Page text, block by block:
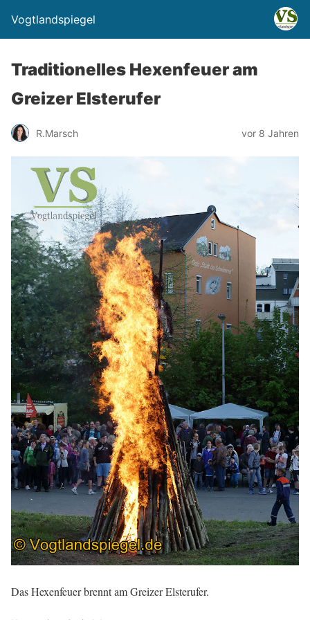
Vogtlandspiegel
Traditionelles Hexenfeuer am
Greizer Elsterufer
R.Marsch vor 8 Jahren
Das Hexenfeuer brennt am Greizer Elsterufer.